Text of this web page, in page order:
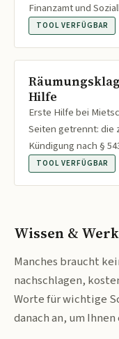
Finanzamt und
TOOL VERFÜGBAR
Hilfe
Erste Hilfe bei
Seiten getrennt: die
Kündigung nach §
TOOL VERFÜGBAR
Wissen &
Manches braucht
nachschlagen,
Worte für wichtige
danach an, um